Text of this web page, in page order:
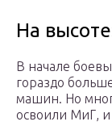
На
В начале
гораздо
машин. Но
освоили МиГ, и